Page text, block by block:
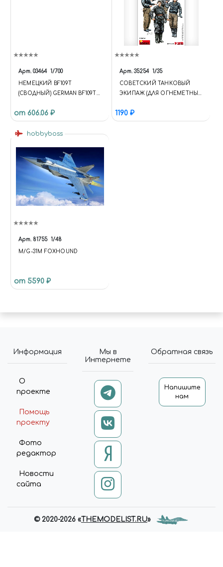
Арт. 03464 1/700
НЕМЕЦКИЙ BF109T
(СВОДНЫЙ) GERMAN BF109T
от 606.06 ₽
Арт. 35254 1/35
СОВЕТСКИЙ ТАНКОВЫЙ
ЭКИПАЖ (ДЛЯ ОГНЕМЕТНЫХ
ТАНКОВ ПРОРЫВА)
1190 ₽
hobbyboss
Арт. 81755 1/48
M/G-31M FOXHOUND
от 5590 ₽
Информация
О
проекте
Помощь
проекту
Фото
редактор
Новости
сайта
Мы в
Интернете
Обратная связь
Напишите
нам
© 2020-2026 «THEMODELIST.RU»